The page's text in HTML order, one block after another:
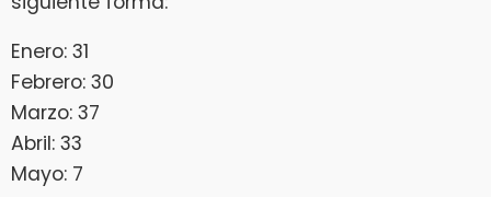
Enero: 31
Febrero: 30
Marzo: 37
Abril: 33
Mayo: 7